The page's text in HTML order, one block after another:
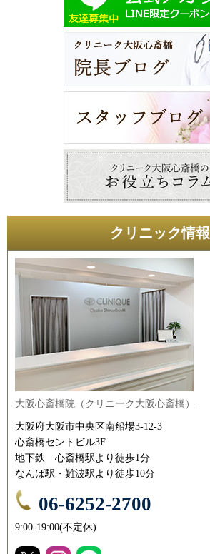
クリニック情報
大阪心斎橋院（クリニーク大阪心斎橋）
大阪府大阪市中央区南船場3-12-3
心斎橋セントビル3F
地下鉄 心斎橋駅より徒歩1分
なんば駅・難波駅より徒歩10分
06-6252-2700
9:00-19:00(不定休)